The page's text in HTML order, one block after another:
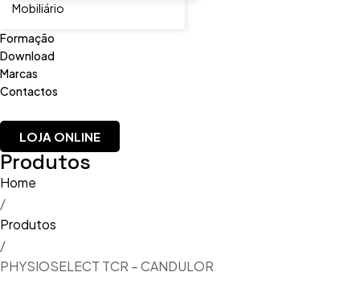
Mobiliário
Formação
Download
Marcas
Contactos
LOJA ONLINE
Produtos
Home
/
Produtos
/
PHYSIOSELECT TCR – CANDULOR